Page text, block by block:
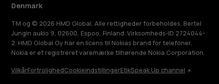
Denmark
TM og © 2026 HMD Global. Alle rettigheder forbeholdes. Bertel
Jungin aukio 9, 02600, Espoo, Finland. Virksomheds-ID 2724044-
2. HMD Global Oy har en licens til Nokias brand for telefoner.
Nokia er et registreret varemærke tilhørende Nokia Corporation.
VilkårFortrolighedCookieindstillingerEtikSpeak Up channel